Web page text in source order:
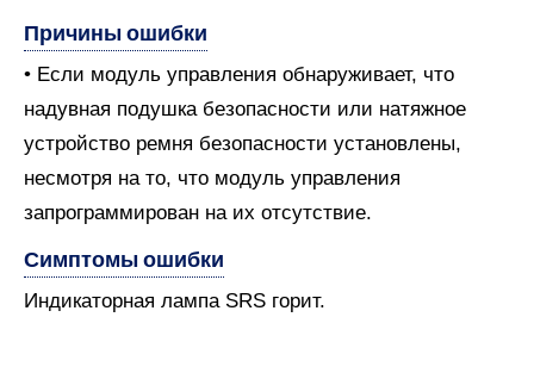
Причины ошибки
• Если модуль управления обнаруживает, что
надувная подушка безопасности или натяжное
устройство ремня безопасности установлены,
несмотря на то, что модуль управления
запрограммирован на их отсутствие.
Симптомы ошибки
Индикаторная лампа SRS горит.